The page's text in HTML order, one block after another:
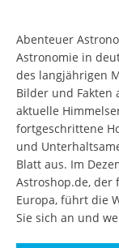
Abenteuer
Astronomie in
des langjährigen
Bilder und Fakten
aktuelle
fortgeschrittene
und
Blatt aus. Im
Astroshop.de, der
Europa, führt die
Sie sich an und